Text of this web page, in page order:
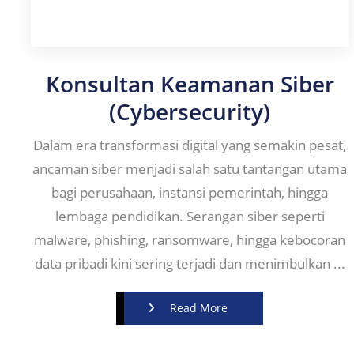
Konsultan Keamanan Siber
(Cybersecurity)
Dalam era transformasi digital yang semakin pesat,
ancaman siber menjadi salah satu tantangan utama
bagi perusahaan, instansi pemerintah, hingga
lembaga pendidikan. Serangan siber seperti
malware, phishing, ransomware, hingga kebocoran
data pribadi kini sering terjadi dan menimbulkan ...
Read More